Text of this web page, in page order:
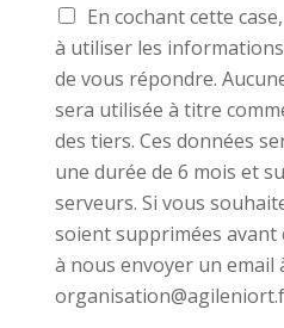
En cochant cette
à utiliser les
de vous répondre.
sera utilisée à titre
des tiers. Ces données
une durée de 6 mois et
serveurs. Si vous
soient supprimées avant
à nous envoyer un email